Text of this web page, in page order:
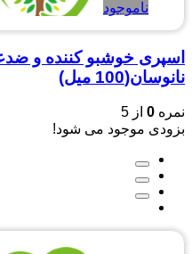
ناموجود
اسپری خوشبو کننده و
نانوسان(100 میل)
نمره 0 از 5
بزودی موجود می شود!